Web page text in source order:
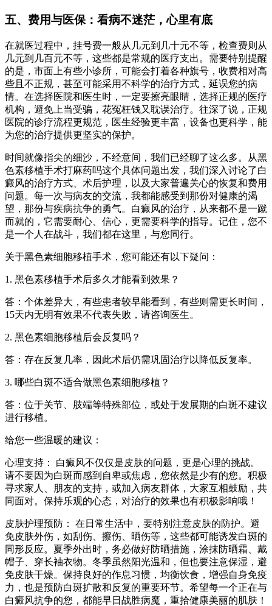
五、费用与医保：看病不迷茫，心里有底
在就医过程中，挂号费一般从几元到几十元不等，检查费则从
几元到几百元不等，这些都是常规的医疗支出。需要特别提醒
的是，市面上有些小诊所，可能会打着各种旗号，收费相对高
些且不正规，甚至可能采用不科学的治疗方式，延误您的病
情。在选择医院和医生时，一定要擦亮眼睛，选择正规的医疗
机构，避免上当受骗，花冤枉钱又耽误治疗。往深了说，正规
医院的诊疗流程更规范，医生经验更丰富，设备也更科学，能
为您的治疗提供更坚实的保护。
时间就像指尖的细沙，不经意间，我们已经聊了这么多。从黑
色素移植手术打麻药吗这个具体问题出发，我们深入讨论了白
癜风的治疗方式、术后护理，以及大家普遍关心的恢复和费用
问题。每一次与病友的交流，我都能感受到那份对健康的渴
望，那份与疾病抗争的勇气。白癜风的治疗，从来都不是一蹴
而就的，它需要耐心、信心，更需要科学的指导。记住，您不
是一个人在战斗，我们都在这里，与您同行。
关于黑色素细胞移植手术，您可能还有以下疑问：
1. 黑色素移植手术后多久才能看到效果？
答：个体差异大，有些患者较早能看到，有些则需更长时间，
15天内无明有效果不代表失败，请咨询医生。
2. 黑色素细胞移植后会反复吗？
答：存在反复几率，因此术后仍需巩固治疗以降低反复率。
3. 哪些白斑不适合做黑色素细胞移植？
答：位于关节、肢端等特殊部位，或处于发展期的白斑不建议
进行移植。
给您一些温暖的建议：
心理支持： 白癜风不仅仅是皮肤的问题，更是心理的挑战。
请不要因为白斑而感到自卑或焦虑，您依然是少有的您。积极
寻求家人、朋友的支持，或加入病友群体，大家互相鼓励，共
同面对。保持乐观的心态，对治疗的效果也有积极影响哦！
皮肤护理预防： 在日常生活中，要特别注意皮肤的防护。避
免皮肤外伤，如刮伤、擦伤、晒伤等，这些都可能诱发白斑的
同形反应。夏季外出时，务必做好防晒措施，涂抹防晒霜、戴
帽子、穿长袖衣物。冬季虽然阳光温和，但也要注意保湿，避
免皮肤干燥。保持良好的作息习惯，均衡饮食，增强自身免疫
力，也是预防白斑扩散和反复的重要环节。希望每一个正在与
白癜风抗争的您，都能早日战胜病魔，重拾健康美丽的肌肤！